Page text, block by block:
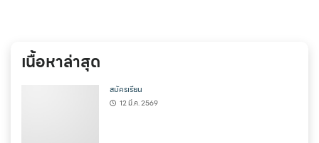
เนื้อหาล่าสุด
สมัครเรียน
12 มี.ค. 2569